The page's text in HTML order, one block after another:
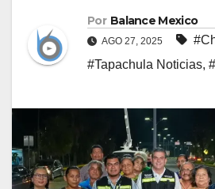
Por Balance Mexico
AGO 27, 2025
#Tapachula Noticias,